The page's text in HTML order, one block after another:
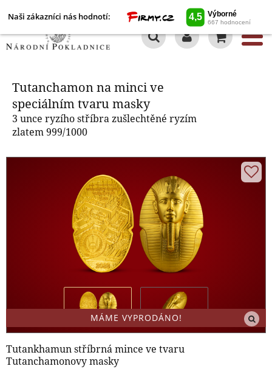
Naši zákazníci nás hodnotí:
Tutanchamon na minci ve
speciálním tvaru masky
3 unce ryzího stříbra zušlechtěné ryzím
zlatem 999/1000
MÁME VYPRODÁNO!
Tutankhamun stříbrná mince ve tvaru
Tutanchamonovy masky
Tutanchamon na minci ve